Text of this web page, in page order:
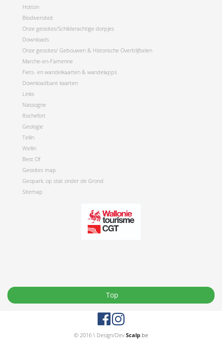
Hotton
Biodiversiteit
Onze geosites/Schilderachtige dorpjes
Downloads
Onze geosites/ Gebouwen & Historische Overblijfselen
Marche-en-Famenne
Fiets- en wandelkaarten & wandelapps
Downloadbare kaarten
Links
Nassogne
Rochefort
Geologie
Tellin
Wellin
Best Of
Geosites map
Geopark, op stat onder de Grond
Sitemap
© 2016 \ Design/Dev Scalp.be
Top